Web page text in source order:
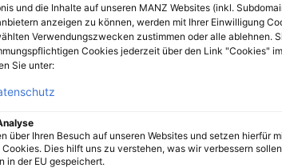
und die Inhalte auf unseren MANZ Websites (inkl.
anzeigen zu können, werden mit Ihrer Einwilligung
Verwendungszwecken zustimmen oder alle ablehnen.
Cookies jederzeit über den Link "Cookies"
Sie unter:
über Ihren Besuch auf unseren Websites und setzen hierfür
Dies hilft uns zu verstehen, was wir verbessern
in der EU gespeichert.